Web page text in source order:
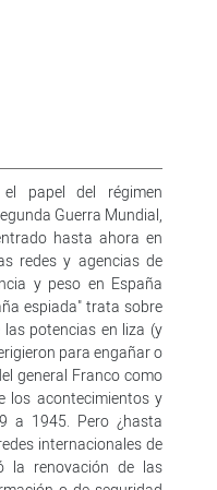
papel del régimen
Guerra Mundial,
hasta ahora en
redes y agencias de
y peso en España
espiada" trata sobre
potencias en liza (y
para engañar o
general Franco como
los acontecimientos y
a 1945. Pero ¿hasta
internacionales de
la renovación de las